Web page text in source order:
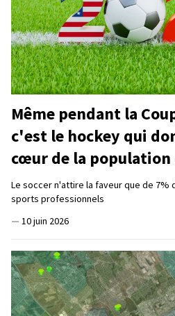
Même pendant la
c'est le hockey qui
cœur de la population
Le soccer n'attire la faveur que de 7%
sports professionnels
— 10 juin 2026